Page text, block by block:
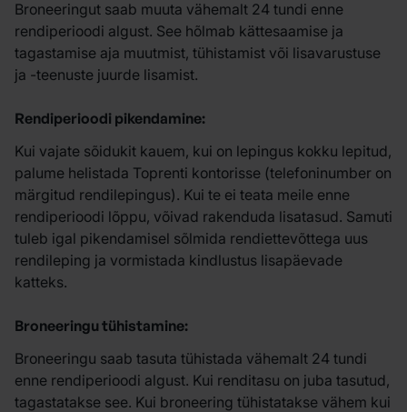
Broneeringut saab muuta vähemalt 24 tundi enne
rendiperioodi algust. See hõlmab kättesaamise ja
tagastamise aja muutmist, tühistamist või lisavarustuse
ja -teenuste juurde lisamist.
Rendiperioodi pikendamine:
Kui vajate sõidukit kauem, kui on lepingus kokku lepitud,
palume helistada Toprenti kontorisse (telefoninumber on
märgitud rendilepingus). Kui te ei teata meile enne
rendiperioodi lõppu, võivad rakenduda lisatasud. Samuti
tuleb igal pikendamisel sõlmida rendiettevõttega uus
rendileping ja vormistada kindlustus lisapäevade
katteks.
Broneeringu tühistamine:
Broneeringu saab tasuta tühistada vähemalt 24 tundi
enne rendiperioodi algust. Kui renditasu on juba tasutud,
tagastatakse see. Kui broneering tühistatakse vähem kui